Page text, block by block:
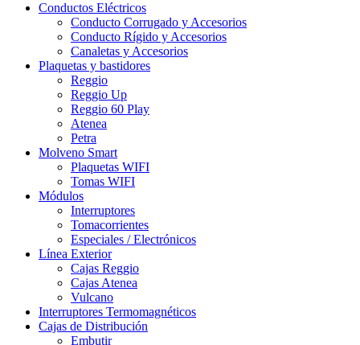
Conductos Eléctricos
Conducto Corrugado y Accesorios
Conducto Rígido y Accesorios
Canaletas y Accesorios
Plaquetas y bastidores
Reggio
Reggio Up
Reggio 60 Play
Atenea
Petra
Molveno Smart
Plaquetas WIFI
Tomas WIFI
Módulos
Interruptores
Tomacorrientes
Especiales / Electrónicos
Línea Exterior
Cajas Reggio
Cajas Atenea
Vulcano
Interruptores Termomagnéticos
Cajas de Distribución
Embutir